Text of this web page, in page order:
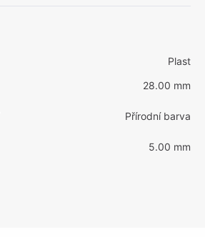
Plast
28.00 mm
Přírodní barva
5.00 mm